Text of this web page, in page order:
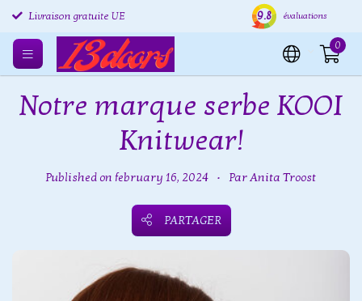
Livraison gratuite UE
Expédition sous 24 heures
9.8 évaluations
0
Notre marque serbe KOOI
Knitwear!
Published on february 16, 2024 • Par Anita Troost
PARTAGER